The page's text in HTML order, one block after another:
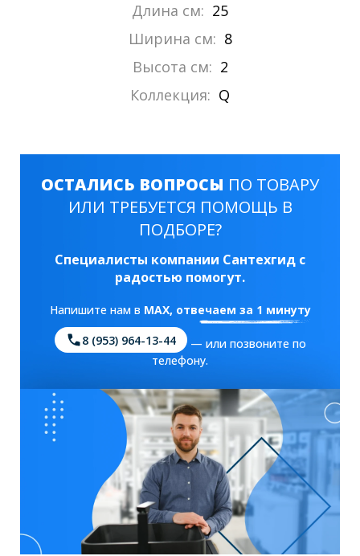
Длина см: 25
Ширина см: 8
Высота см: 2
Коллекция: Q
ОСТАЛИСЬ ВОПРОСЫ ПО ТОВАРУ
ИЛИ ТРЕБУЕТСЯ ПОМОЩЬ В
ПОДБОРЕ?
Специалисты компании Сантехгид с
радостью помогут.
Напишите нам в MAX, отвечаем за 1 минуту
8 (953) 964-13-44
— или позвоните по
телефону.